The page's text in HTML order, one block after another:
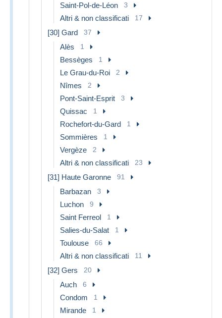
Saint-Pol-de-Léon 3
Altri & non classificati 17
[30] Gard 37
Alès 1
Bessèges 1
Le Grau-du-Roi 2
Nîmes 2
Pont-Saint-Esprit 3
Quissac 1
Rochefort-du-Gard 1
Sommières 1
Vergèze 2
Altri & non classificati 23
[31] Haute Garonne 91
Barbazan 3
Luchon 9
Saint Ferreol 1
Salies-du-Salat 1
Toulouse 66
Altri & non classificati 11
[32] Gers 20
Auch 6
Condom 1
Mirande 1